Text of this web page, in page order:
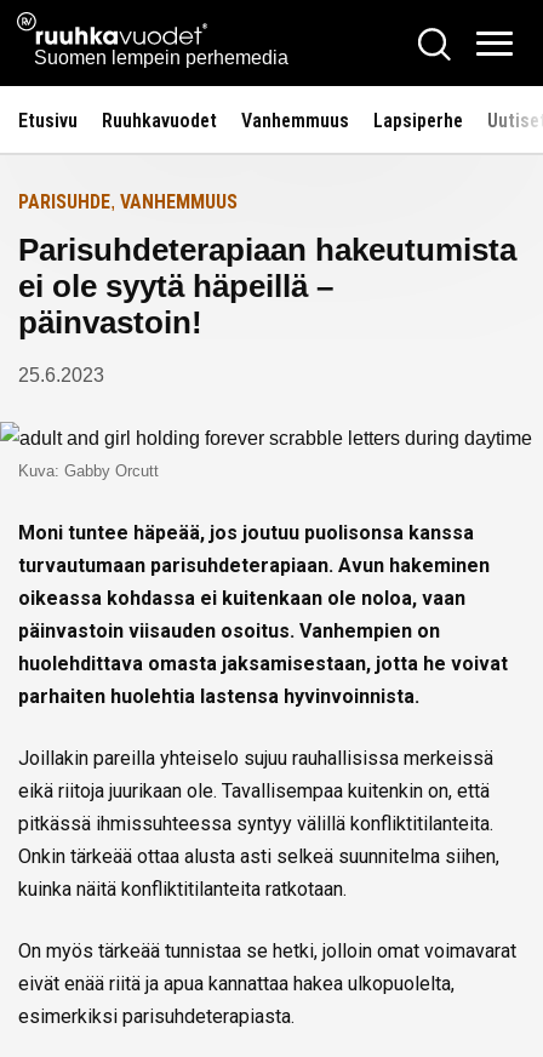
Siirry
sisältöön
Ruuhkavuodet.fi
Suomen lempein perhemedia
Hae
Etusivu Ruuhkavuodet Vanhemmuus Lapsiperhe
Etusivulle
PARISUHDE, VANHEMMUUS
Parisuhdeterapiaan hakeutumista
ei ole syytä häpeillä –
päinvastoin!
25.6.2023
Kuva: Gabby Orcutt
Moni tuntee häpeää, jos joutuu puolisonsa kanssa
turvautumaan parisuhdeterapiaan. Avun hakeminen
oikeassa kohdassa ei kuitenkaan ole noloa, vaan
päinvastoin viisauden osoitus. Vanhempien on
huolehdittava omasta jaksamisestaan, jotta he voivat
parhaiten huolehtia lastensa hyvinvoinnista.
Joillakin pareilla yhteiselo sujuu rauhallisissa merkeissä
eikä riitoja juurikaan ole. Tavallisempaa kuitenkin on, että
pitkässä ihmissuhteessa syntyy välillä konfliktitilanteita.
Onkin tärkeää ottaa alusta asti selkeä suunnitelma siihen,
kuinka näitä konfliktitilanteita ratkotaan.
On myös tärkeää tunnistaa se hetki, jolloin omat voimavarat
eivät enää riitä ja apua kannattaa hakea ulkopuolelta,
esimerkiksi parisuhdeterapiasta.